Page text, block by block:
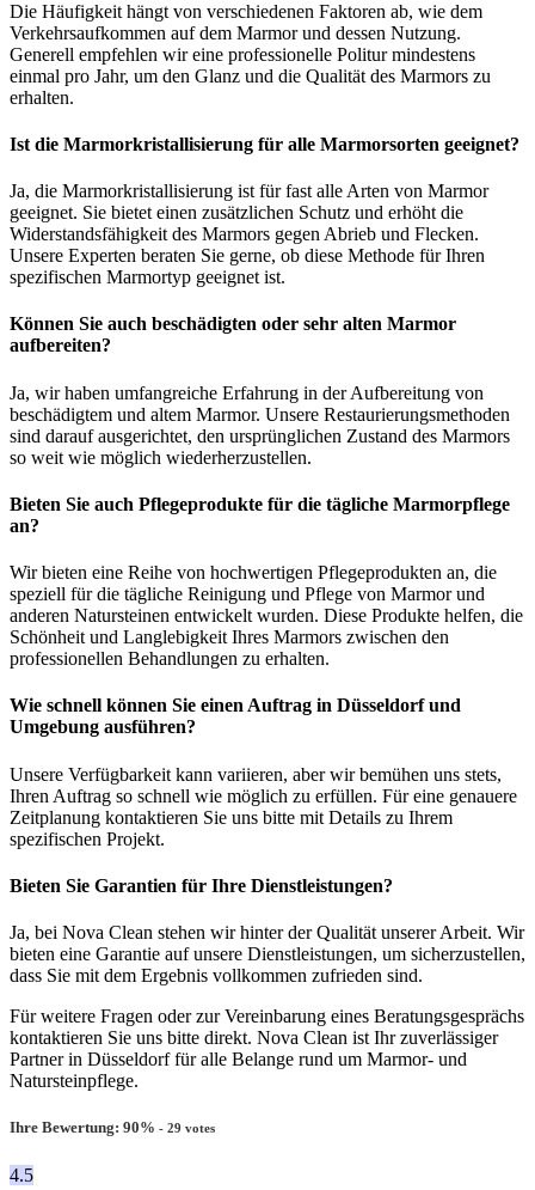
Die Häufigkeit hängt von verschiedenen Faktoren ab, wie dem
Verkehrsaufkommen auf dem Marmor und dessen Nutzung.
Generell empfehlen wir eine professionelle Politur mindestens
einmal pro Jahr, um den Glanz und die Qualität des Marmors zu
erhalten.
Ist die Marmorkristallisierung für alle Marmorsorten geeignet?
Ja, die Marmorkristallisierung ist für fast alle Arten von Marmor
geeignet. Sie bietet einen zusätzlichen Schutz und erhöht die
Widerstandsfähigkeit des Marmors gegen Abrieb und Flecken.
Unsere Experten beraten Sie gerne, ob diese Methode für Ihren
spezifischen Marmortyp geeignet ist.
Können Sie auch beschädigten oder sehr alten Marmor
aufbereiten?
Ja, wir haben umfangreiche Erfahrung in der Aufbereitung von
beschädigtem und altem Marmor. Unsere Restaurierungsmethoden
sind darauf ausgerichtet, den ursprünglichen Zustand des Marmors
so weit wie möglich wiederherzustellen.
Bieten Sie auch Pflegeprodukte für die tägliche Marmorpflege
an?
Wir bieten eine Reihe von hochwertigen Pflegeprodukten an, die
speziell für die tägliche Reinigung und Pflege von Marmor und
anderen Natursteinen entwickelt wurden. Diese Produkte helfen, die
Schönheit und Langlebigkeit Ihres Marmors zwischen den
professionellen Behandlungen zu erhalten.
Wie schnell können Sie einen Auftrag in Düsseldorf und
Umgebung ausführen?
Unsere Verfügbarkeit kann variieren, aber wir bemühen uns stets,
Ihren Auftrag so schnell wie möglich zu erfüllen. Für eine genauere
Zeitplanung kontaktieren Sie uns bitte mit Details zu Ihrem
spezifischen Projekt.
Bieten Sie Garantien für Ihre Dienstleistungen?
Ja, bei Nova Clean stehen wir hinter der Qualität unserer Arbeit. Wir
bieten eine Garantie auf unsere Dienstleistungen, um sicherzustellen,
dass Sie mit dem Ergebnis vollkommen zufrieden sind.
Für weitere Fragen oder zur Vereinbarung eines Beratungsgesprächs
kontaktieren Sie uns bitte direkt. Nova Clean ist Ihr zuverlässiger
Partner in Düsseldorf für alle Belange rund um Marmor- und
Natursteinpflege.
Ihre Bewertung: 90% - 29 votes
4.5